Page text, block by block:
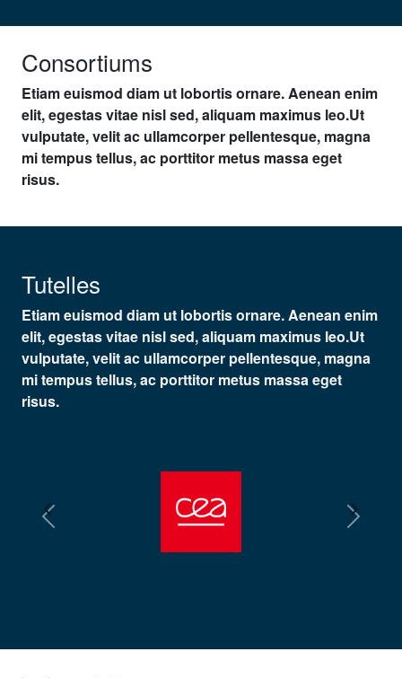
Consortiums
Etiam euismod diam ut lobortis ornare. Aenean enim
elit, egestas vitae nisl sed, aliquam maximus leo.Ut
vulputate, velit ac ullamcorper pellentesque, magna
mi tempus tellus, ac porttitor metus massa eget
risus.
Tutelles
Etiam euismod diam ut lobortis ornare. Aenean enim
elit, egestas vitae nisl sed, aliquam maximus leo.Ut
vulputate, velit ac ullamcorper pellentesque, magna
mi tempus tellus, ac porttitor metus massa eget
risus.